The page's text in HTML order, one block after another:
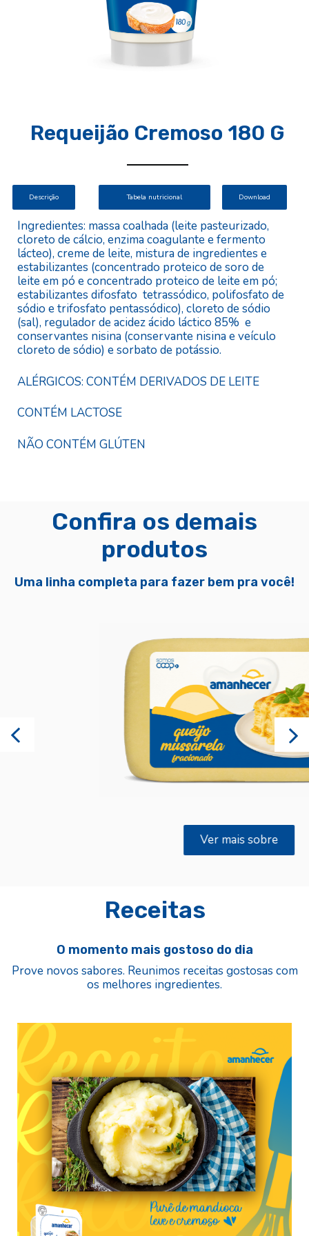
Requeijão Cremoso 180 G
Descrição Tabela nutricional Download
Ingredientes: massa coalhada (leite pasteurizado,
cloreto de cálcio, enzima coagulante e fermento
lácteo), creme de leite, mistura de ingredientes e
estabilizantes (concentrado proteico de soro de
leite em pó e concentrado proteico de leite em pó;
estabilizantes difosfato tetrassódico, polifosfato de
sódio e trifosfato pentassódico), cloreto de sódio
(sal), regulador de acidez ácido láctico 85% e
conservantes nisina (conservante nisina e veículo
cloreto de sódio) e sorbato de potássio.
ALÉRGICOS: CONTÉM DERIVADOS DE LEITE
CONTÉM LACTOSE
NÃO CONTÉM GLÚTEN
Confira os demais
produtos
Uma linha completa para fazer bem pra você!
Receitas
O momento mais gostoso do dia
Prove novos sabores. Reunimos receitas gostosas com
os melhores ingredientes.